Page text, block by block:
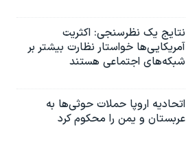
نتایج یک نظرسنجی: اکثریت
آمریکایی‌ها خواستار نظارت بیشتر بر
شبکه‌های اجتماعی هستند
اتحادیه اروپا حملات حوثی‌ها به
عربستان و یمن را محکوم کرد